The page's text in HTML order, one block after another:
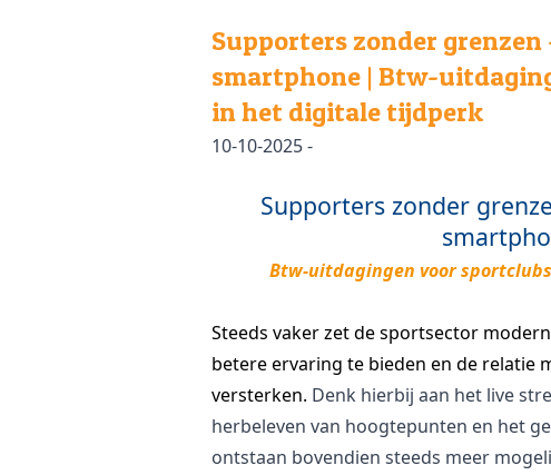
Supporters zonder
smartphone | Btw-
in het digitale tijdperk
10-10-2025 -
Supporters zonder
Btw-uitdagingen voor
Steeds vaker zet de sportsector
betere ervaring te bieden en de relatie
versterken. Denk hierbij aan het live
herbeleven van hoogtepunten en het
ontstaan bovendien steeds meer